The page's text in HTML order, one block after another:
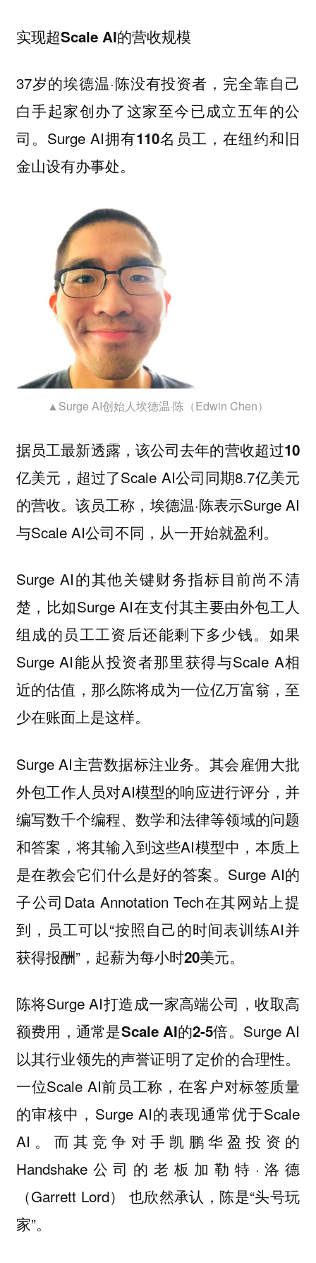
实现超Scale AI的营收规模
37岁的埃德温·陈没有投资者，完全靠自己
白手起家创办了这家至今已成立五年的公
司。Surge AI拥有110名 员工，在纽约和旧
金山设有办事处。
▲Surge AI创始人埃德温·陈（Edwin Chen）
据员工最新透露，该公司去年的营收超过10
亿美元 ，超过了Scale AI公司同期8.7亿美元
的营收。该员工称，埃德温·陈表示Surge AI
与Scale AI公司不同，从一开始就盈利。
Surge AI的其他关键财务指标目前尚不清
楚，比如Surge AI在支付其主要由外包工人
组成的员工工资后还能剩下多少钱。如果
Surge AI能从投资者那里获得与Scale A相
近的估值，那么陈将成为一位亿万富翁，至
少在账面上是这样。
Surge AI主营数据标注业务。其会雇佣大批
外包工作人员对AI模型的响应进行评分，并
编写数千个编程、数学和法律等领域的问题
和答案，将其输入到这些AI模型中，本质上
是在教会它们什么是好的答案。Surge AI的
子公司Data Annotation Tech在其网站上提
到，员工可以“按照自己的时间表训练AI并
获得报酬”，起薪为每小时20美元。
陈将Surge AI打造成一家高端公司， 收取高
额费用，通常是Scale AI的2-5倍。Surge AI
以其行业领先的声誉证明了定价的合理性。
一位Scale AI前员工称，在客户对标签质量
的审核中，Surge AI的表现通常优于Scale
AI。而其竞争对手凯鹏华盈投资的
Handshake公司的老板加勒特·洛德
（Garrett Lord） 也欣然承认，陈是“头号玩
家”。